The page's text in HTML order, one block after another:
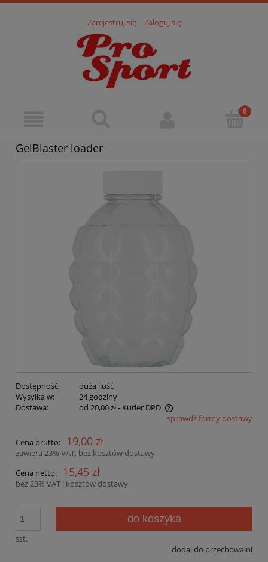
Zarejestruj się Zaloguj się
GelBlaster loader
Dostępność:
duża ilość
Wysyłka w:
24 godziny
Dostawa:
od 20,00 zł- Kurier DPD
Cena nie zawiera ewentualnych kosztów płatnościsprawdź formy dostawy
Cena brutto: 19,00 zł
zawiera 23% VAT, bez kosztów dostawy
Cena netto:
15,45 zł
bez 23% VAT i kosztów dostawy
szt.
do koszyka
dodaj do przechowalni